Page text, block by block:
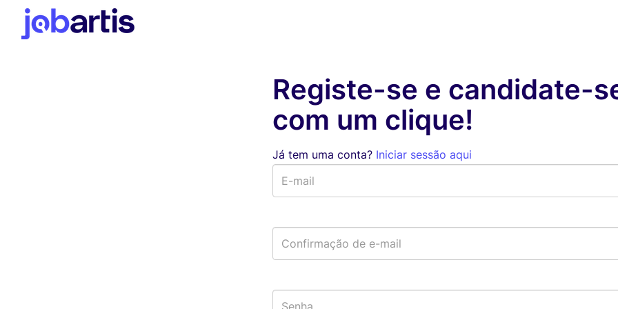
Registe-se e candidate-
com um clique!
Já tem uma conta? Iniciar sessão aqui